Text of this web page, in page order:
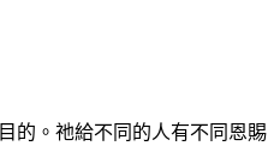
目的。祂給不同的人有不同恩賜